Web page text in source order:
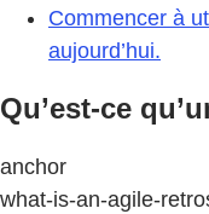
Commencer à
aujourd’hui.
Qu’est-ce
anchor
what-is-an-agile-